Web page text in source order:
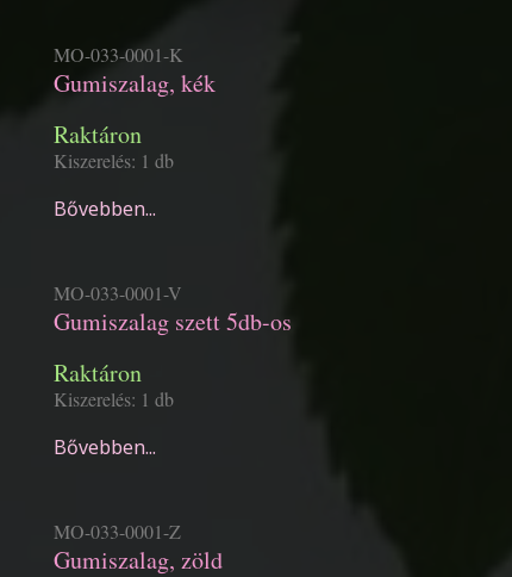
MO-033-0001-K
Gumiszalag, kék
Raktáron
Kiszerelés: 1 db
Bővebben...
MO-033-0001-V
Gumiszalag szett 5db-os
Raktáron
Kiszerelés: 1 db
Bővebben...
MO-033-0001-Z
Gumiszalag, zöld